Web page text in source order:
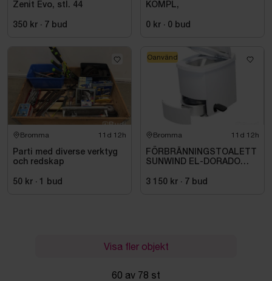
Zenit Evo, stl. 44
350 kr · 7 bud
KOMPL,
0 kr · 0 bud
Bromma 11d 12h
Parti med diverse verktyg
och redskap
50 kr · 1 bud
Bromma 11d 12h
FÖRBRÄNNINGSTOALETT
SUNWIND EL-DORADO
3 150 kr · 7 bud
Oanvänd
Visa fler objekt
60 av 78 st